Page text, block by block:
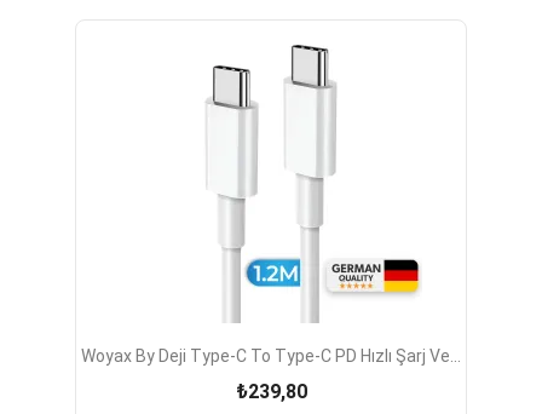
Woyax By Deji Type-C To Type-C PD Hızlı Şarj Ve...
₺239,80